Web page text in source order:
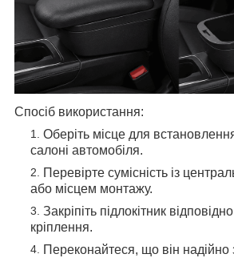
Спосіб використання:
Оберіть місце для
салоні автомобіля.
Перевірте сумісність із
або місцем монтажу.
Закріпіть підлокітник
кріплення.
Переконайтеся, що він надійно